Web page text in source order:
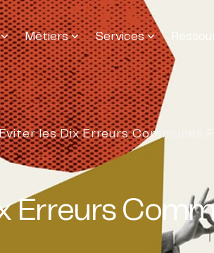
Métiers Services
les Dix Erreurs Communes
Erreurs